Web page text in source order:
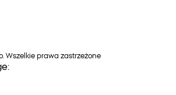
Wszelkie prawa zastrzeżone